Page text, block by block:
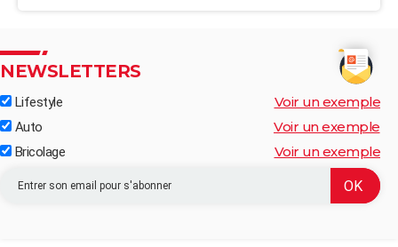
NEWSLETTERS
Lifestyle Voir un exemple
Auto Voir un exemple
Bricolage Voir un exemple